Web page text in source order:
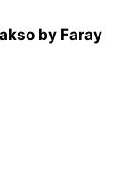
by Faray